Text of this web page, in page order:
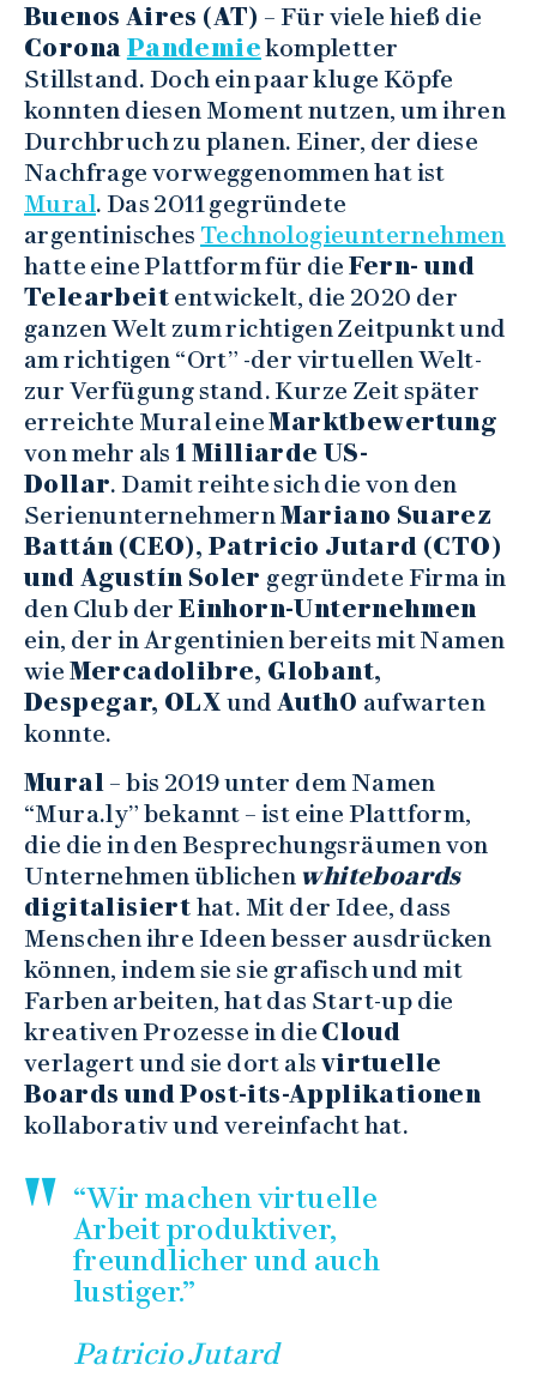
Buenos Aires (AT) – Für viele hieß die
Corona Pandemiekompletter
Stillstand. Doch ein paar kluge Köpfe
konnten diesen Moment nutzen, um ihren
Durchbruch zu planen. Einer, der diese
Nachfrage vorweggenommen hat ist
Mural. Das 2011 gegründete
argentinisches Technologieunternehmen
hatte eine Plattform für die Fern- und
Telearbeit entwickelt, die 2020 der
ganzen Welt zum richtigen Zeitpunkt und
am richtigen “Ort” -der virtuellen Welt-
zur Verfügung stand. Kurze Zeit später
erreichte Mural eineMarktbewertung
von mehr als 1 Milliarde US-
Dollar. Damit reihte sich die von den
SerienunternehmernMariano Suarez
Battán (CEO), Patricio Jutard (CTO)
und Agustín Soler gegründete Firma in
den Club derEinhorn-Unternehmen
ein, der in Argentinien bereits mit Namen
wie Mercadolibre, Globant,
Despegar, OLX undAuth0 aufwarten
konnte.
Mural – bis 2019 unter dem Namen
“Mura.ly” bekannt – ist eine Plattform,
die die in den Besprechungsräumen von
Unternehmen üblichen whiteboards
digitalisiert hat. Mit der Idee, dass
Menschen ihre Ideen besser ausdrücken
können, indem sie sie grafisch und mit
Farben arbeiten, hat das Start-up die
kreativen Prozesse in die Cloud
verlagert und sie dort als virtuelle
Boards und Post-its-Applikationen
kollaborativ und vereinfacht hat.
“Wir machen virtuelle
Arbeit produktiver,
freundlicher und auch
lustiger.”
Patricio Jutard